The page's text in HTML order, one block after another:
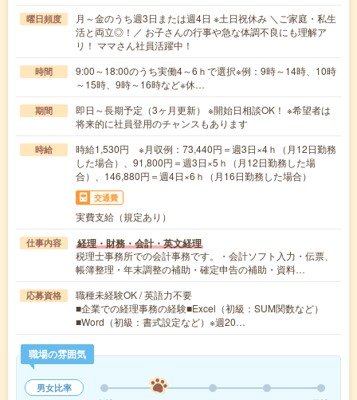
曜日頻度
月～金のうち週3日または週4日 ※土日祝休み ＼ご家庭・私生
活と両立◎！／ お子さんの行事や急な体調不良にも理解ア
リ！ ママさん社員活躍中！
時間
9:00～18:00のうち実働4～6ｈで選択※例：9時～14時、10時
～15時、9時～16時など※休…
期間
即日～長期予定（3ヶ月更新） ※開始日相談OK！ ※希望者は
将来的に社員登用のチャンスもあります
時給
時給1,530円 ※月収例：73,440円＝週3日×4ｈ（月12日勤務
した場合）、91,800円＝週3日×5ｈ（月12日勤務した場
合）、146,880円＝週4日×6ｈ（月16日勤務した場合）
交通費
実費支給（規定あり）
仕事内容 経理・財務・会計・英文経理
税理士事務所での会計事務です。・会計ソフト入力・伝票、
帳簿整理・年末調整の補助・確定申告の補助・資料…
応募資格
職種未経験OK / 英語力不要
■企業での経理事務の経験■Excel（初級：SUM関数など）
■Word（初級：書式設定など）※週20…
職場の雰囲気
男女比率